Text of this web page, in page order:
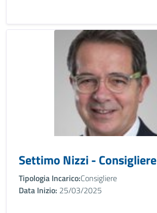
Settimo Nizzi - Consigliere
Tipologia Incarico:Consigliere
Data Inizio: 25/03/2025